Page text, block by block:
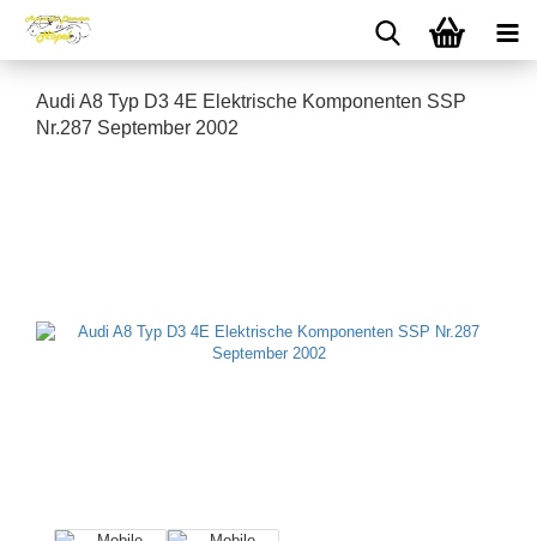
Audi A8 Typ D3 4E Elektrische Komponenten SSP
Nr.287 September 2002